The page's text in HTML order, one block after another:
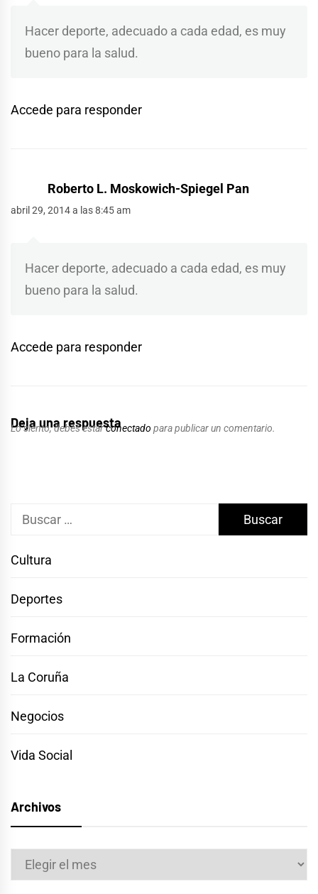
Hacer deporte, adecuado a cada edad, es muy
bueno para la salud.
Accede para responder
Roberto L. Moskowich-Spiegel Pan
abril 29, 2014 a las 8:45 am
Hacer deporte, adecuado a cada edad, es muy
bueno para la salud.
Accede para responder
Deja una respuesta
Lo siento, debes estarconectado para publicar un comentario.
Buscar:
Cultura
Deportes
Formación
La Coruña
Negocios
Vida Social
Archivos
Archivos